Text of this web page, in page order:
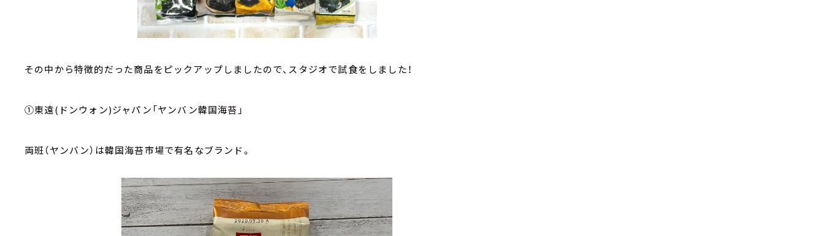
その中から特徴的だった商品をピックアップしましたので、スタジオで試食をしました！
①東遠(ドンウォン)ジャパン「ヤンバン韓国海苔」
両班（ヤンバン）は韓国海苔市場で有名なブランド。